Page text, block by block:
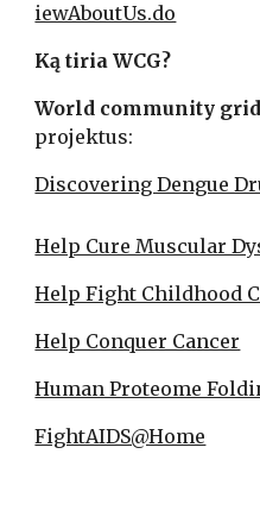
iewAboutUs.do
Ką tiria WCG?
World community
projektus:
Discovering Dengue
Help Cure Muscular
Help Fight Childhood
Help Conquer Cancer
Human Proteome
FightAIDS@Home